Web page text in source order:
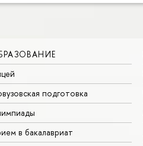
подготовка
в бакалавриат